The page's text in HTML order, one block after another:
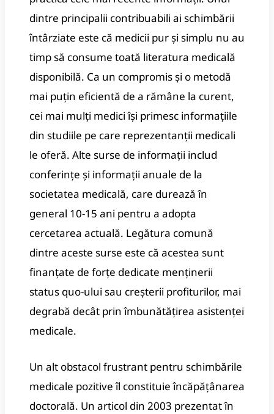
dintre principalii contribuabili ai schimbării
întârziate este că medicii pur și simplu nu au
timp să consume toată literatura medicală
disponibilă. Ca un compromis și o metodă
mai puțin eficientă de a rămâne la curent,
cei mai mulți medici își primesc informațiile
din studiile pe care reprezentanții medicali
le oferă. Alte surse de informații includ
conferințe și informații anuale de la
societatea medicală, care durează în
general 10-15 ani pentru a adopta
cercetarea actuală. Legătura comună
dintre aceste surse este că acestea sunt
finanțate de forțe dedicate menținerii
status quo-ului sau creșterii profiturilor, mai
degrabă decât prin îmbunătățirea asistenței
medicale.
Un alt obstacol frustrant pentru schimbările
medicale pozitive îl constituie încăpățânarea
doctorală. Un articol din 2003 prezentat în